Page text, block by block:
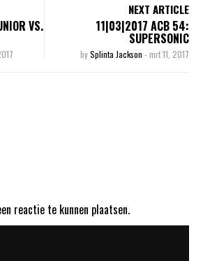
VS.
NEXT ARTICLE
11|03|2017 ACB 54:
SUPERSONIC
bySplinta Jackson - mrt 11, 2017
reactie te kunnen plaatsen.